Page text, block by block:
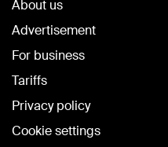
About us
Advertisement
For business
Tariffs
Privacy policy
Cookie settings